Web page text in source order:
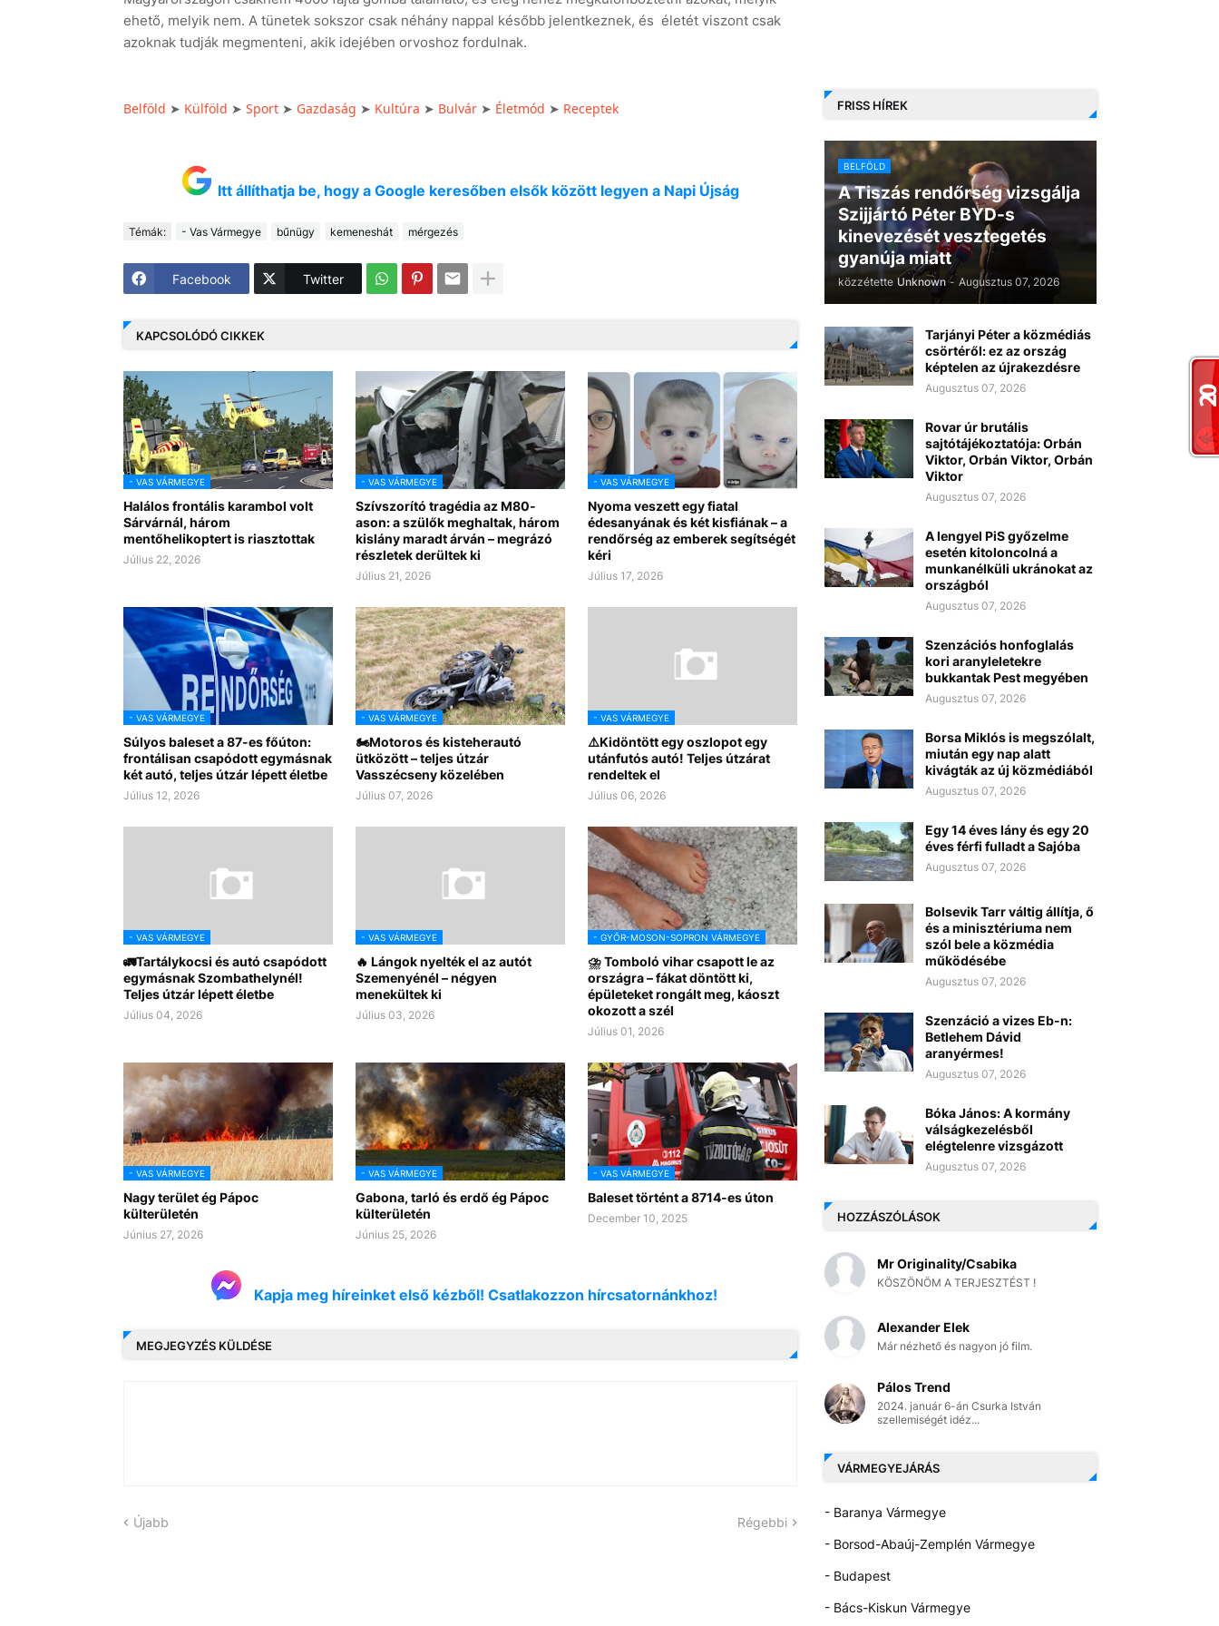
ehető, melyik nem. A tünetek sokszor csak néhány nappal később jelentkeznek, és életét viszont csak
azoknak tudják megmenteni, akik idejében orvoshoz fordulnak.
Belföld ➤ Külföld ➤ Sport➤ Gazdaság ➤ Kultúra ➤ Bulvár➤ Életmód ➤ Receptek
Itt állíthatja be, hogy a Google keresőben elsők között legyen a Napi Újság
Témák: - Vas Vármegye bűnügy kemeneshát mérgezés
Facebook Twitter
KAPCSOLÓDÓ CIKKEK
- VAS VÁRMEGYE
Halálos frontális karambol volt
Sárvárnál, három
mentőhelikoptert is riasztottak
Július 22, 2026
- VAS VÁRMEGYE
Szívszorító tragédia az M80-
ason: a szülők meghaltak, három
kislány maradt árván – megrázó
részletek derültek ki
Július 21, 2026
- VAS VÁRMEGYE
Nyoma veszett egy fiatal
édesanyának és két kisfiának – a
rendőrség az emberek segítségét
kéri
Július 17, 2026
- VAS VÁRMEGYE
Súlyos baleset a 87-es főúton:
frontálisan csapódott egymásnak
két autó, teljes útzár lépett életbe
Július 12, 2026
- VAS VÁRMEGYE
🏍️Motoros és kisteherautó
ütközött – teljes útzár
Vasszécseny közelében
Július 07, 2026
- VAS VÁRMEGYE
⚠️Kidöntött egy oszlopot egy
utánfutós autó! Teljes útzárat
rendeltek el
Július 06, 2026
- VAS VÁRMEGYE
🚛Tartálykocsi és autó csapódott
egymásnak Szombathelynél!
Teljes útzár lépett életbe
Július 04, 2026
- VAS VÁRMEGYE
🔥 Lángok nyelték el az autót
Szemenyénél – négyen
menekültek ki
Július 03, 2026
- GYŐR-MOSON-SOPRON VÁRMEGYE
⛈️ Tomboló vihar csapott le az
országra – fákat döntött ki,
épületeket rongált meg, káoszt
okozott a szél
Július 01, 2026
- VAS VÁRMEGYE
Nagy terület ég Pápoc
külterületén
Június 27, 2026
- VAS VÁRMEGYE
Gabona, tarló és erdő ég Pápoc
külterületén
Június 25, 2026
- VAS VÁRMEGYE
Baleset történt a 8714-es úton
December 10, 2025
Kapja meg híreinket első kézből! Csatlakozzon hírcsatornánkhoz!
MEGJEGYZÉS KÜLDÉSE
Újabb Régebbi
FRISS HÍREK
BELFÖLD
A Tiszás rendőrség vizsgálja
Szijjártó Péter BYD-s
kinevezését vesztegetés
gyanúja miatt
közzétette Unknown - Augusztus 07, 2026
Tarjányi Péter a közmédiás
csörtéről: ez az ország
képtelen az újrakezdésre
Augusztus 07, 2026
Rovar úr brutális
sajtótájékoztatója: Orbán
Viktor, Orbán Viktor, Orbán
Viktor
Augusztus 07, 2026
A lengyel PiS győzelme
esetén kitoloncolná a
munkanélküli ukránokat az
országból
Augusztus 07, 2026
Szenzációs honfoglalás
kori aranyleletekre
bukkantak Pest megyében
Augusztus 07, 2026
Borsa Miklós is megszólalt,
miután egy nap alatt
kivágták az új közmédiából
Augusztus 07, 2026
Egy 14 éves lány és egy 20
éves férfi fulladt a Sajóba
Augusztus 07, 2026
Bolsevik Tarr váltig állítja, ő
és a minisztériuma nem
szól bele a közmédia
működésébe
Augusztus 07, 2026
Szenzáció a vizes Eb-n:
Betlehem Dávid
aranyérmes!
Augusztus 07, 2026
Bóka János: A kormány
válságkezelésből
elégtelenre vizsgázott
Augusztus 07, 2026
HOZZÁSZÓLÁSOK
Mr Originality/Csabika
KÖSZÖNÖM A TERJESZTÉST !
Alexander Elek
Már nézhető és nagyon jó film.
Pálos Trend
2024. január 6-án Csurka István
szellemiségét idéz...
VÁRMEGYEJÁRÁS
- Baranya Vármegye
- Borsod-Abaúj-Zemplén Vármegye
- Budapest
- Bács-Kiskun Vármegye